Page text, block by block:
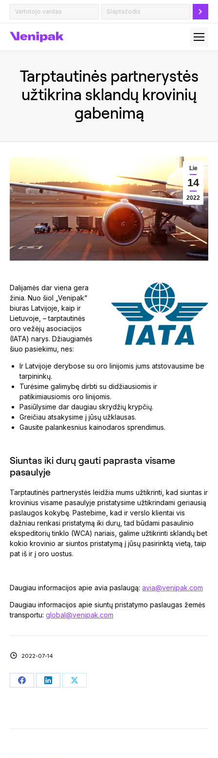
Tarptautinės partnerystės
užtikrina sklandų krovinių
gabenimą
Lie
14
2022
Dalijamės dar viena gera
žinia. Nuo šiol „Venipak“
biuras Latvijoje, kaip ir
Lietuvoje, – tarptautinės
oro vežėjų asociacijos
(IATA) narys. Džiaugiamės
šiuo pasiekimu, nes:
Ir Latvijoje derybose su oro linijomis jums atstovausime be
tarpininkų.
Turėsime galimybę dirbti su didžiausiomis ir
patikimiausiomis oro linijomis.
Pasiūlysime dar daugiau skrydžių krypčių.
Greičiau atsakysime į jūsų užklausas.
Gausite palankesnius kainodaros sprendimus.
Siuntas iki durų gauti paprasta visame
pasaulyje
Tarptautinės partnerystės leidžia mums užtikrinti, kad siuntas ir
krovinius visame pasaulyje pristatysime užtikrindami geriausią
paslaugos kokybę. Pastebime, kad ir verslo klientai vis
dažniau renkasi pristatymą iki durų, tad būdami pasaulinio
ekspeditorių tinklo (WCA) nariais, galime užtikrinti sklandų bet
kokio krovinio ar siuntos pristatymą į jūsų pasirinktą vietą, taip
pat iš ir į oro uostus.
Daugiau informacijos apie avia paslaugą: avia@venipak.com
Daugiau informacijos apie siuntų pristatymo paslaugas žemės
transportu: global@venipak.com
2022-07-14
Share Share Share